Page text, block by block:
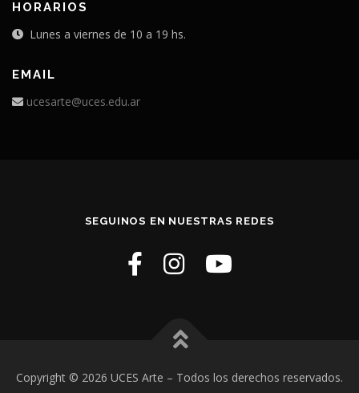
HORARIOS
Lunes a viernes de 10 a 19 hs.
EMAIL
ucesarte@uces.edu.ar
SEGUINOS EN NUESTRAS REDES
Copyright © 2026 UCES Arte – Todos los derechos reservados.